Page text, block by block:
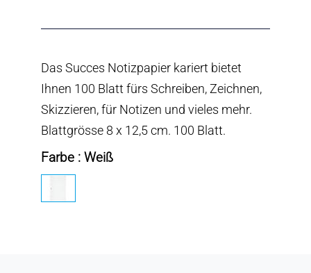
Das Succes Notizpapier kariert bietet
Ihnen 100 Blatt fürs Schreiben, Zeichnen,
Skizzieren, für Notizen und vieles mehr.
Blattgrösse 8 x 12,5 cm. 100 Blatt.
Farbe : Weiß